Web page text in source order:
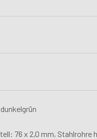
76 x 2,0 mm, Stahlrohre